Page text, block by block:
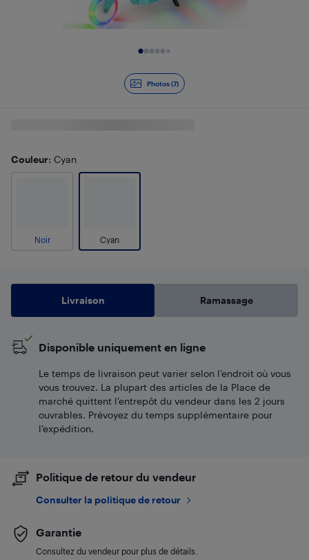
Photos (7)
Couleur: Cyan
Noir Cyan
Livraison Ramassage
Disponible uniquement en ligne
Le temps de livraison peut varier selon l'endroit où vous
vous trouvez. La plupart des articles de la Place de
marché quittent l’entrepôt du vendeur dans les 2 jours
ouvrables. Prévoyez du temps supplémentaire pour
l’expédition.
Politique de retour du vendeur
Consulter la politique de retour
Garantie
Consultez du vendeur pour plus de détails.